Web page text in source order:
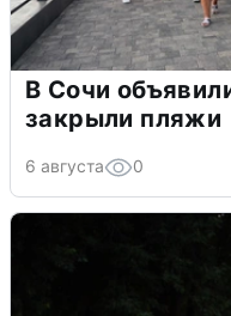
В Сочи
закрыли пляжи
6 августа 0